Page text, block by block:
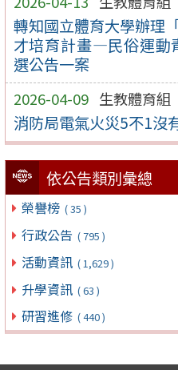
轉知國立體育大學辦理
才培育計畫—民俗運動
選公告一案
2026-04-09 生教體育組
消防局電氣火災5不1沒
依公告類別彙總
榮譽榜 ( 35 )
行政公告 ( 795 )
活動資訊 ( 1,629 )
升學資訊 ( 63 )
研習進修 ( 440 )